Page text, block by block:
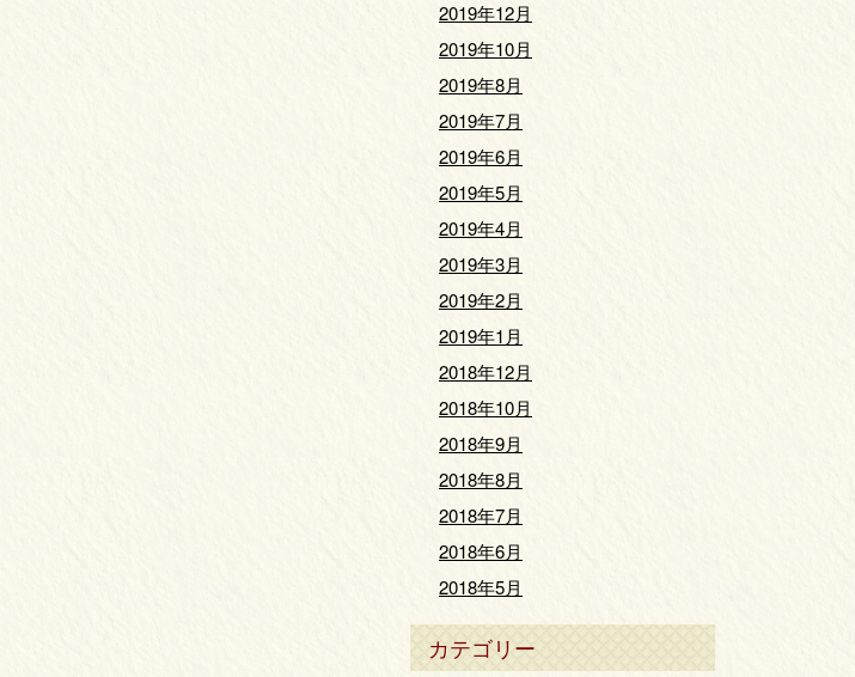
2019年12月
2019年10月
2019年8月
2019年7月
2019年6月
2019年5月
2019年4月
2019年3月
2019年2月
2019年1月
2018年12月
2018年10月
2018年9月
2018年8月
2018年7月
2018年6月
2018年5月
カテゴリー